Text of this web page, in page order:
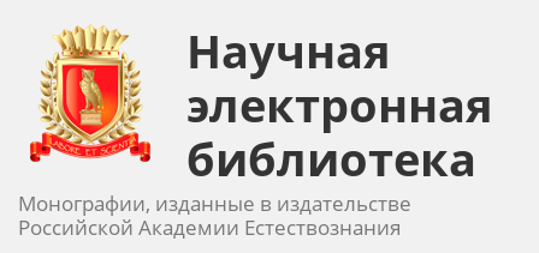
Научная
электронная
библиотека
Монографии, изданные в издательстве
Российской Академии Естествознания